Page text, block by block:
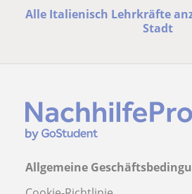
Alle Italienisch Lehrkräfte
Stadt
Allgemeine